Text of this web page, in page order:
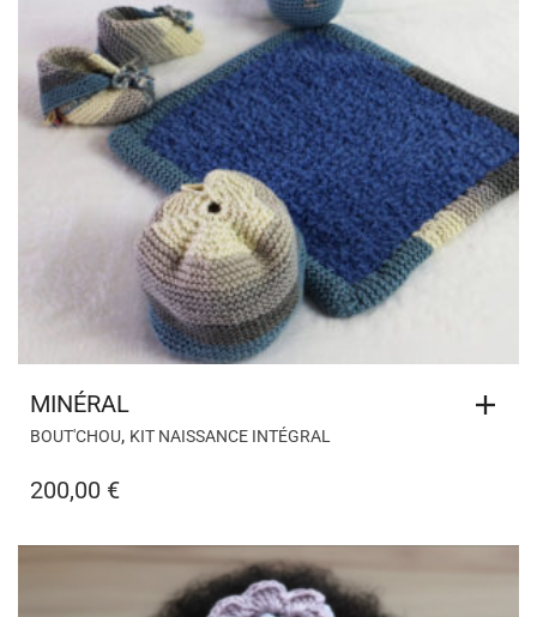
MINÉRAL
BOUT'CHOU, KIT NAISSANCE INTÉGRAL
200,00 €